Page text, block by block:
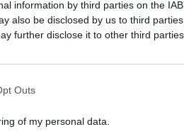
information by third parties on the
also be disclosed by us to third
further disclose it to other third parties.
Outs
of my personal data.